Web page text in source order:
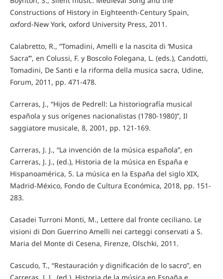
Constructions of History in Eighteenth-Century Spain,
oxford-New York, oxford University Press, 2011.
Calabretto, R., “Tomadini, Amelli e la nascita di ‘Musica
Sacra’”, en Colussi, F. y Boscolo Folegana, L. (eds.), Candotti,
Tomadini, De Santi e la riforma della musica sacra, Udine,
Forum, 2011, pp. 471-478.
Carreras, J., “Hijos de Pedrell: La historiografía musical
española y sus orígenes nacionalistas (1780-1980)”, Il
saggiatore musicale, 8, 2001, pp. 121-169.
Carreras, J. J., “La invención de la música española”, en
Carreras, J. J., (ed.), Historia de la música en España e
Hispanoamérica, 5. La música en la España del siglo XIX,
Madrid-México, Fondo de Cultura Económica, 2018, pp. 151-
283.
Casadei Turroni Monti, M., Lettere dal fronte ceciliano. Le
visioni di Don Guerrino Amelli nei carteggi conservati a S.
Maria del Monte di Cesena, Firenze, Olschki, 2011.
Cascudo, T., “Restauración y dignificación de lo sacro”, en